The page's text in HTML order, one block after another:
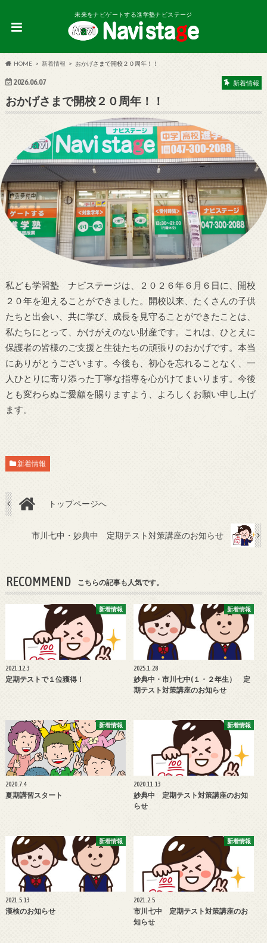
未来をナビゲートする進学塾ナビステージ
HOME 新着情報 おかげさまで開校２０周年！！
2026.06.07 新着情報
おかげさまで開校２０周年！！
私ども学習塾 ナビステージは、２０２６年６月６日に、開校
２０年を迎えることができました。開校以来、たくさんの子供
たちと出会い、共に学び、成長を見守ることができたことは、
私たちにとって、かけがえのない財産です。これは、ひとえに
保護者の皆様のご支援と生徒たちの頑張りのおかげです。本当
にありがとうございます。今後も、初心を忘れることなく、一
人ひとりに寄り添った丁寧な指導を心がけてまいります。今後
とも変わらぬご愛顧を賜りますよう、よろしくお願い申し上げ
ます。
新着情報
トップページへ
市川七中・妙典中 定期テスト対策講座のお知らせ
RECOMMEND こちらの記事も人気です。
新着情報
2021.12.3
定期テストで１位獲得！
新着情報
2025.1.28
妙典中・市川七中(１・２年生） 定
期テスト対策講座のお知らせ
新着情報
2020.7.4
夏期講習スタート
新着情報
2020.11.13
妙典中 定期テスト対策講座のお知
らせ
新着情報
2021.5.13
漢検のお知らせ
新着情報
2021.2.5
市川七中 定期テスト対策講座のお
知らせ